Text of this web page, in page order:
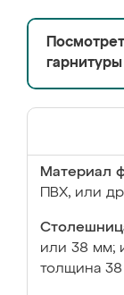
гарнитуры
Материал
ПВХ, или
или 38 мм;
толщина